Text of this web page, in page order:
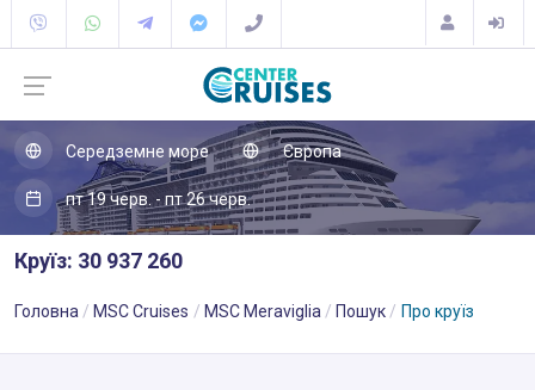
Середземне море Європа
пт 19 черв. - пт 26 черв.
Круїз: 30 937 260
Головна MSC Cruises MSC Meraviglia Пошук Про круїз